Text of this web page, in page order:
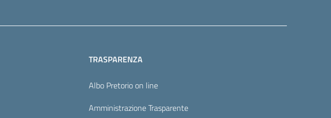
TRASPARENZA
Albo Pretorio on line
Amministrazione Trasparente